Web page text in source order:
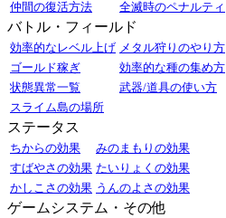
仲間の復活方法
全滅時のペナルティ
バトル・フィールド
効率的なレベル上げ メタル狩りのやり方
ゴールド稼ぎ
効率的な種の集め方
状態異常一覧
武器/道具の使い方
スライム島の場所
ステータス
ちからの効果
みのまもりの効果
すばやさの効果 たいりょくの効果
かしこさの効果 うんのよさの効果
ゲームシステム・その他